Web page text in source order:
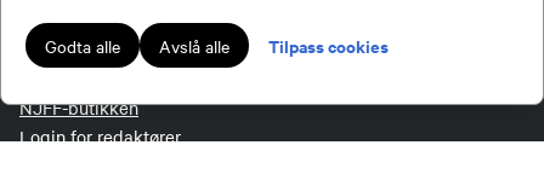
Godta alle Avslå alle Tilpass cookies
Jakt & Fiske
Mine båter
NJFF-butikken
Login for redaktører